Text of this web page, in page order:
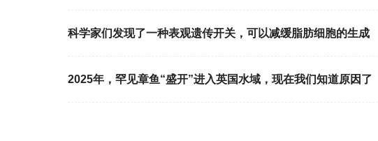
科学家们发现了一种表观遗传开关，可以减缓脂肪细胞的生成
2025年，罕见章鱼“盛开”进入英国水域，现在我们知道原因了